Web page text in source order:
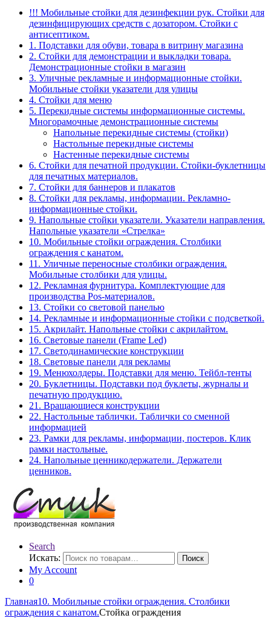
!!! Мобильные стойки для дезинфекции рук. Стойки для
дезинфицирующих средств с дозатором. Стойки с
антисептиком.
1. Подставки для обуви, товара в витрину магазина
2. Стойки для демонстрации и выкладки товара.
Демонстрационные стойки в магазин
3. Уличные рекламные и информационные стойки.
Мобильные стойки указатели для улицы
4. Стойки для меню
5. Перекидные системы информационные системы.
Многорамочные демонстрационные системы
Напольные перекидные системы (стойки)
Настольные перекидные системы
Настенные перекидные системы
6. Стойки для печатной продукции. Стойки-буклетницы
для печатных материалов.
7. Стойки для баннеров и плакатов
8. Стойки для рекламы, информации. Рекламно-
информационные стойки.
9. Напольные стойки указатели. Указатели направления.
Напольные указатели «Стрелка»
10. Мобильные стойки ограждения. Столбики
ограждения с канатом.
11. Уличные переносные столбики ограждения.
Мобильные столбики для улицы.
12. Рекламная фурнитура. Комплектующие для
производства Pos-материалов.
13. Стойки со световой панелью
14. Рекламные и информационные стойки с подсветкой.
15. Акрилайт. Напольные стойки с акрилайтом.
16. Световые панели (Frame Led)
17. Светодинамические конструкции
18. Световые панели для рекламы
19. Менюхолдеры. Подставки для меню. Тейбл-тенты
20. Буклетницы. Подставки под буклеты, журналы и
печатную продукцию.
21. Вращающиеся конструкции
22. Настольные таблички. Таблички со сменной
информацией
23. Рамки для рекламы, информации, постеров. Клик
рамки настольные.
24. Напольные ценникодержатели. Держатели
ценников.
Search
Искать:
Поиск
My Account
0
Главная10. Мобильные стойки ограждения. Столбики
ограждения с канатом.Стойка ограждения